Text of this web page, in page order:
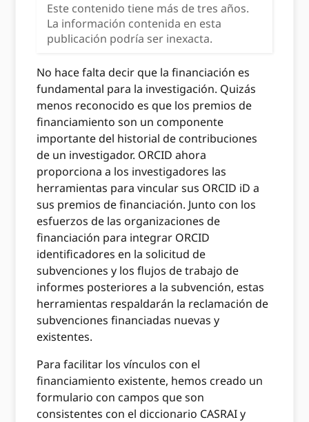
Este contenido tiene más de tres años.
La información contenida en esta
publicación podría ser inexacta.
No hace falta decir que la financiación es
fundamental para la investigación. Quizás
menos reconocido es que los premios de
financiamiento son un componente
importante del historial de contribuciones
de un investigador. ORCID ahora
proporciona a los investigadores las
herramientas para vincular sus ORCID iD a
sus premios de financiación. Junto con los
esfuerzos de las organizaciones de
financiación para integrar ORCID
identificadores en la solicitud de
subvenciones y los flujos de trabajo de
informes posteriores a la subvención, estas
herramientas respaldarán la reclamación de
subvenciones financiadas nuevas y
existentes.
Para facilitar los vínculos con el
financiamiento existente, hemos creado un
formulario con campos que son
consistentes con el diccionario CASRAI y